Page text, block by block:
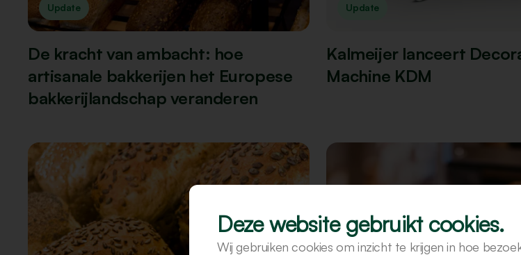
Update
De kracht van ambacht: hoe
artisanale bakkerijen het Europese
bakkerijlandschap veranderen
Update
Kalmeijer lanceert
Machine KDM
Deze website gebruikt cookies.
Wij gebruiken cookies om inzicht te krijgen in hoe